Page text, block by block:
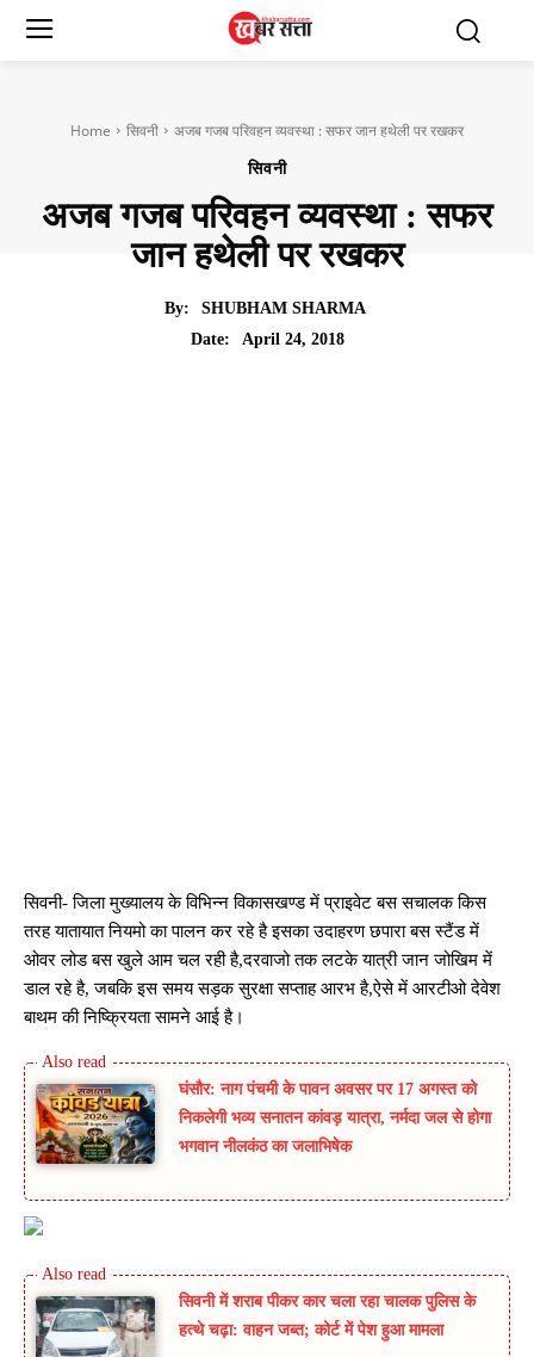
Home सिवनी अजब गजब परिवहन व्यवस्था : सफर जान हथेली पर रखकर
सिवनी
अजब गजब परिवहन व्यवस्था : सफर
जान हथेली पर रखकर
By:
SHUBHAM SHARMA
Date:
April 24, 2018
सिवनी- जिला मुख्यालय के विभिन्न विकासखण्ड में प्राइवेट बस सचालक किस
तरह यातायात नियमो का पालन कर रहे है इसका उदाहरण छपारा बस स्टैंड में
ओवर लोड बस खुले आम चल रही है,दरवाजो तक लटके यात्री जान जोखिम में
डाल रहे है, जबकि इस समय सड़क सुरक्षा सप्ताह आरभ है,ऐसे में आरटीओ देवेश
बाथम की निष्क्रियता सामने आई है।
घंसौर: नाग पंचमी के पावन अवसर पर 17 अगस्त को
निकलेगी भव्य सनातन कांवड़ यात्रा, नर्मदा जल से होगा
भगवान नीलकंठ का जलाभिषेक
सिवनी में शराब पीकर कार चला रहा चालक पुलिस के
हत्थे चढ़ा: वाहन जब्त; कोर्ट में पेश हुआ मामला